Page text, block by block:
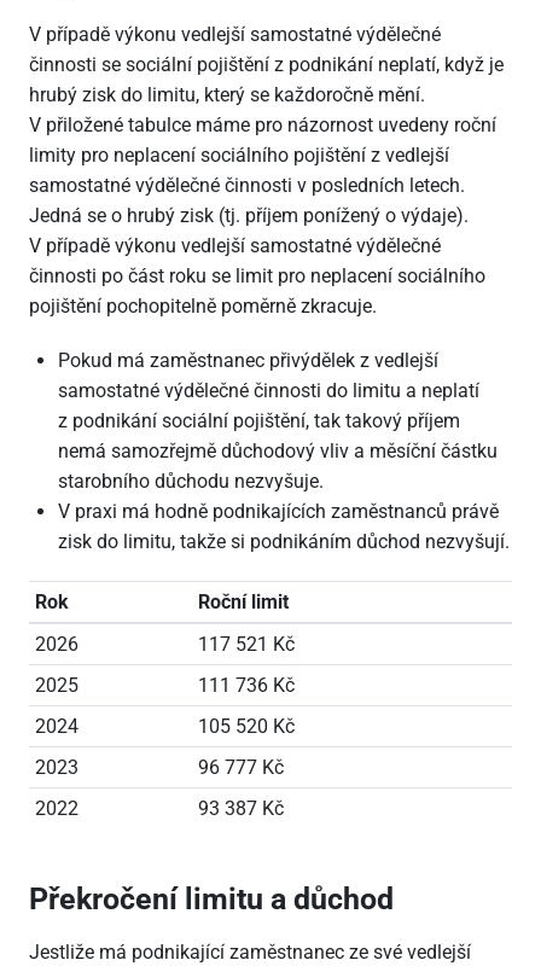
V případě výkonu vedlejší samostatné výdělečné
činnosti se sociální pojištění z podnikání neplatí, když je
hrubý zisk do limitu, který se každoročně mění.
V přiložené tabulce máme pro názornost uvedeny roční
limity pro neplacení sociálního pojištění z vedlejší
samostatné výdělečné činnosti v posledních letech.
Jedná se o hrubý zisk (tj. příjem ponížený o výdaje).
V případě výkonu vedlejší samostatné výdělečné
činnosti po část roku se limit pro neplacení sociálního
pojištění pochopitelně poměrně zkracuje.
Pokud má zaměstnanec přivýdělek z vedlejší
samostatné výdělečné činnosti do limitu a neplatí
z podnikání sociální pojištění, tak takový příjem
nemá samozřejmě důchodový vliv a měsíční částku
starobního důchodu nezvyšuje.
V praxi má hodně podnikajících zaměstnanců právě
zisk do limitu, takže si podnikáním důchod nezvyšují.
Rok
Roční limit
2026
117 521 Kč
2025
111 736 Kč
2024
105 520 Kč
2023
96 777 Kč
2022
93 387 Kč
Překročení limitu a důchod
Jestliže má podnikající zaměstnanec ze své vedlejší